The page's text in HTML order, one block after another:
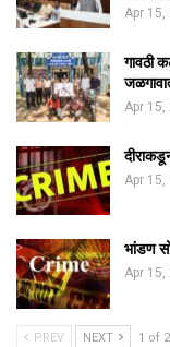
Apr 15,
गावठी
Apr 15,
Apr 15,
भांडण
Apr 15,
PREV NEXT 1 of